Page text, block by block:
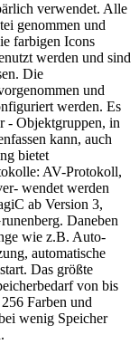
verwendet. Alle
genommen und
farbigen Icons
werden und sind
Die
und
werden. Es
- Objektgruppen, in
kann, auch
bietet
AV-Protokoll,
wendet werden
ab Version 3,
Daneben
wie z.B. Auto-
automatische
Das größte
von bis
Farben und
wenig Speicher